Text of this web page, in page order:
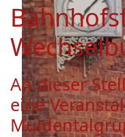
An dieser
eine